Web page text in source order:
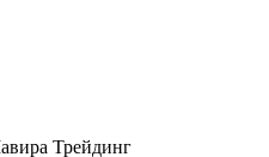
Трейдинг